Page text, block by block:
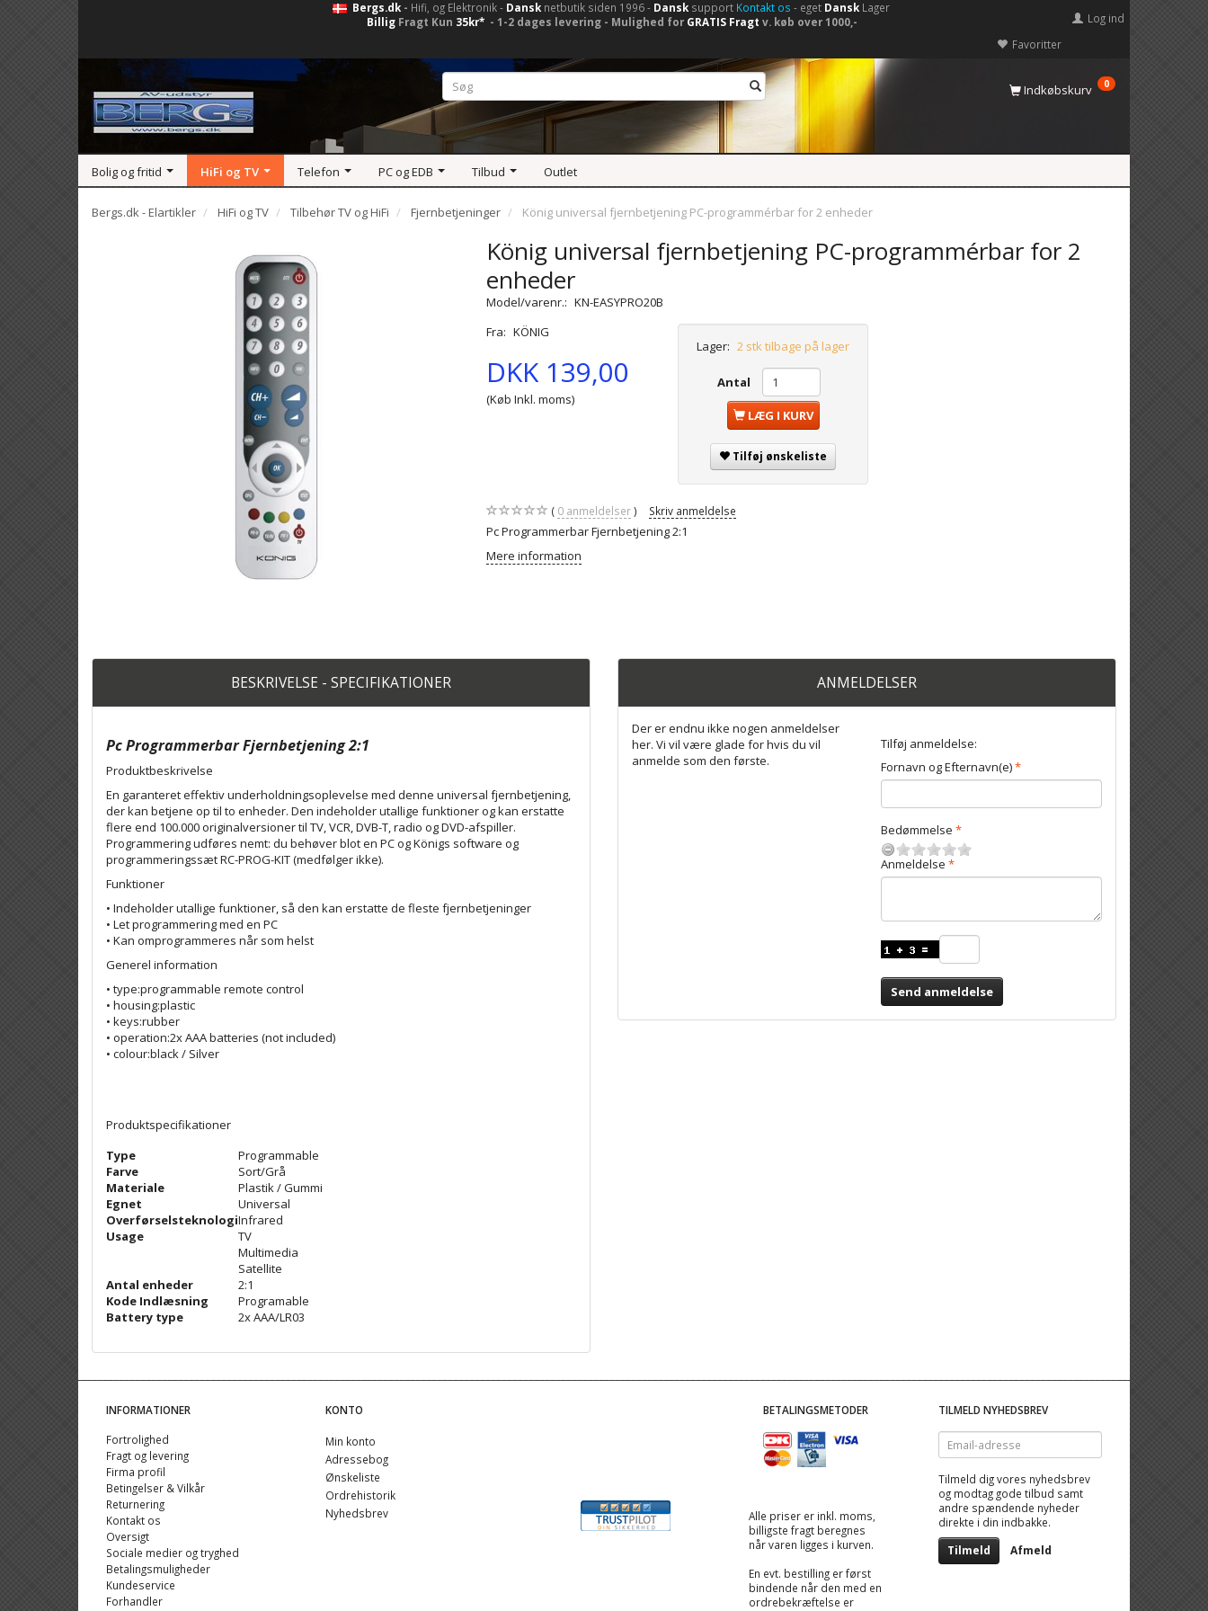
Bergs.dk- Hifi, og Elektronik - Dansknetbutik siden 1996 - Dansksupport Kontakt os - eget DanskLager
Billig Fragt Kun 35kr* - 1-2 dages levering - Mulighed for GRATIS Fragt v. køb over 1000,-
Favoritter
Log ind
Indkøbskurv 0
Bolig og fritid HiFi og TV Telefon PC og EDB Tilbud Outlet
Bergs.dk - Elartikler HiFi og TV Tilbehør TV og HiFi Fjernbetjeninger König universal fjernbetjening PC-programmérbar for 2 enheder
König universal fjernbetjening PC-programmérbar for 2
enheder
Model/varenr.: KN-EASYPRO20B
Fra: KÖNIG
DKK 139,00
(Køb Inkl. moms)
Lager: 2 stk tilbage på lager
Antal
LÆG I KURV
Tilføj ønskeliste
0anmeldelser Skriv anmeldelse
Pc Programmerbar Fjernbetjening 2:1
Mere information
BESKRIVELSE - SPECIFIKATIONER
Pc Programmerbar Fjernbetjening 2:1
Produktbeskrivelse
En garanteret effektiv underholdningsoplevelse med denne universal fjernbetjening,
der kan betjene op til to enheder. Den indeholder utallige funktioner og kan erstatte
flere end 100.000 originalversioner til TV, VCR, DVB-T, radio og DVD-afspiller.
Programmering udføres nemt: du behøver blot en PC og Königs software og
programmeringssæt RC-PROG-KIT (medfølger ikke).
Funktioner
• Indeholder utallige funktioner, så den kan erstatte de fleste fjernbetjeninger
• Let programmering med en PC
• Kan omprogrammeres når som helst
Generel information
• type:programmable remote control
• housing:plastic
• keys:rubber
• operation:2x AAA batteries (not included)
• colour:black / Silver
Produktspecifikationer
Type
Programmable
Farve
Sort/Grå
Materiale
Plastik / Gummi
Egnet
Universal
OverførselsteknologiInfrared
Usage
TV
Multimedia
Satellite
Antal enheder
2:1
Kode Indlæsning
Programable
Battery type
2x AAA/LR03
ANMELDELSER
Der er endnu ikke nogen anmeldelser
her. Vi vil være glade for hvis du vil
anmelde som den første.
Tilføj anmeldelse:
Fornavn og Efternavn(e)
Bedømmelse
Anmeldelse
Send anmeldelse
INFORMATIONER
Fortrolighed
Fragt og levering
Firma profil
Betingelser & Vilkår
Returnering
Kontakt os
Oversigt
Sociale medier og tryghed
Betalingsmuligheder
Kundeservice
Forhandler
KONTO
Min konto
Adressebog
Ønskeliste
Ordrehistorik
Nyhedsbrev
BETALINGSMETODER
Alle priser er inkl. moms,
billigste fragt beregnes
når varen ligges i kurven.
En evt. bestilling er først
bindende når den med en
ordrebekræftelse er
TILMELD NYHEDSBREV
Email-
adresse
Tilmeld dig vores nyhedsbrev
og modtag gode tilbud samt
andre spændende nyheder
direkte i din indbakke.
Tilmeld Afmeld